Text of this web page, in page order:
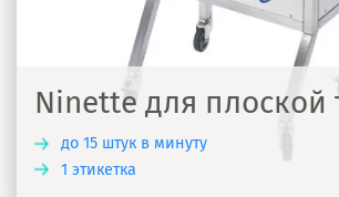
Ninette для плоской
до 15 штук в минуту
1 этикетка